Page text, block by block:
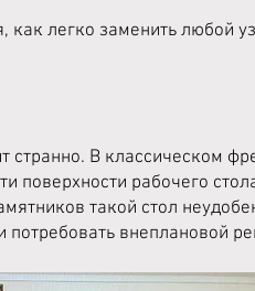
как легко заменить любой
странно. В классическом
поверхности рабочего
такой стол
внеплановой